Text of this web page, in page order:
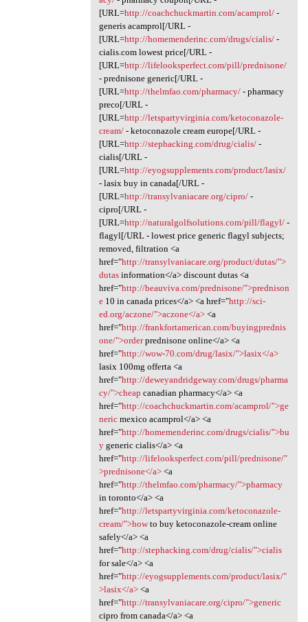
[URL=http://coachchuckmartin.com/acamprol/-
generis acamprol[/URL -
[URL=http://homemenderinc.com/drugs/cialis/-
cialis.com lowest price[/URL -
[URL=http://lifelooksperfect.com/pill/prednisone/
- prednisone generic[/URL -
[URL=http://thelmfao.com/pharmacy/- pharmacy
preco[/URL -
[URL=http://letspartyvirginia.com/ketoconazole-
cream/- ketoconazole cream europe[/URL -
[URL=http://stephacking.com/drug/cialis/-
cialis[/URL -
[URL=http://eyogsupplements.com/product/lasix/
- lasix buy in canada[/URL -
[URL=http://transylvaniacare.org/cipro/-
cipro[/URL -
[URL=http://naturalgolfsolutions.com/pill/flagyl/-
flagyl[/URL - lowest price generic flagyl subjects;
removed, filtration <a
href="http://transylvaniacare.org/product/dutas/">
dutasinformation</a> discount dutas <a
href="http://beauviva.com/prednisone/">prednison
e10 in canada prices</a> <a href="http://sci-
ed.org/aczone/">aczone</a><a
href="http://frankfortamerican.com/buyingprednis
one/">orderprednisone online</a> <a
href="http://wow-70.com/drug/lasix/">lasix</a>
lasix 100mg offerta <a
href="http://deweyandridgeway.com/drugs/pharma
cy/">cheap canadian pharmacy</a> <a
href="http://coachchuckmartin.com/acamprol/">ge
nericmexico acamprol</a> <a
href="http://homemenderinc.com/drugs/cialis/">bu
ygeneric cialis</a> <a
href="http://lifelooksperfect.com/pill/prednisone/"
>prednisone</a><a
href="http://thelmfao.com/pharmacy/">pharmacy
in toronto</a> <a
href="http://letspartyvirginia.com/ketoconazole-
cream/">howto buy ketoconazole-cream online
safely</a> <a
href="http://stephacking.com/drug/cialis/">cialis
for sale</a> <a
href="http://eyogsupplements.com/product/lasix/"
>lasix</a><a
href="http://transylvaniacare.org/cipro/">generic
cipro from canada</a> <a